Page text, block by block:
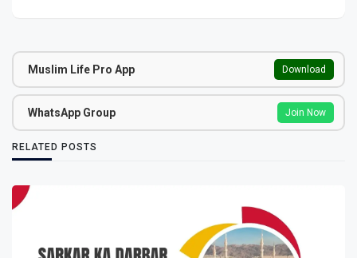
Muslim Life Pro App Download
WhatsApp Group Join Now
RELATED POSTS